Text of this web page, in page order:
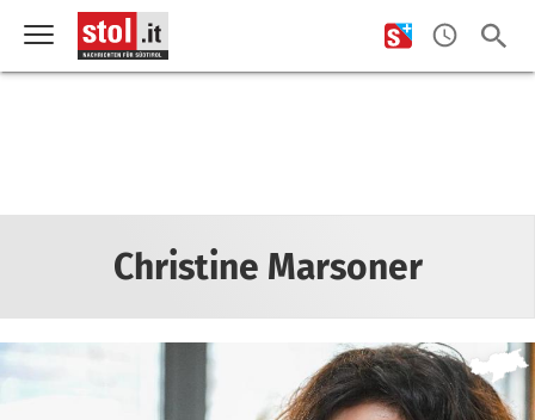
Christine Marsoner